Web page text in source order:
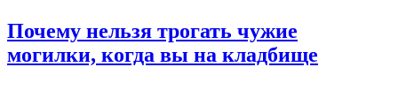
Почему нельзя трогать чужие
могилки, когда вы на кладбище